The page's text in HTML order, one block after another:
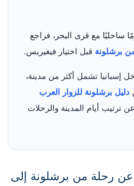
ساحليًا مع قرى البحر، فراجع
برشلونة قبل اختيار فيغيريس.
إسبانيا تشمل أكثر من مدينة،
دليل برشلونة للزوار العرب
ترتيب أيام المدينة والرحلات
عن رحلة من برشلونة إلى